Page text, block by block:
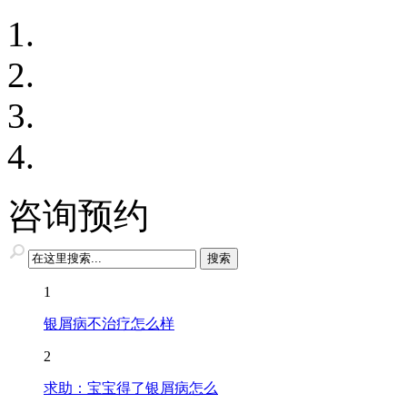
咨询预约
1
银屑病不治疗怎么样
2
求助：宝宝得了银屑病怎么